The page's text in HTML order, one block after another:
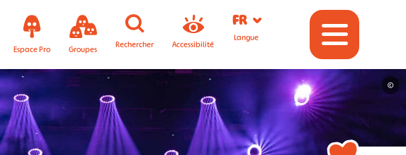
Espace Pro Groupes Rechercher Accessibilité
FR
Langue
©